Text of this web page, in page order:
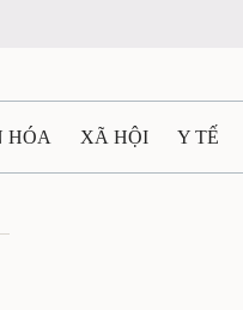
HÓA XÃ HỘI Y TẾ
TIN - QUẢNG CÁO